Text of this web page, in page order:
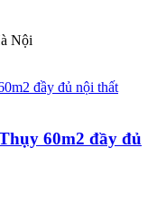
Nội
60m2 đầy đủ